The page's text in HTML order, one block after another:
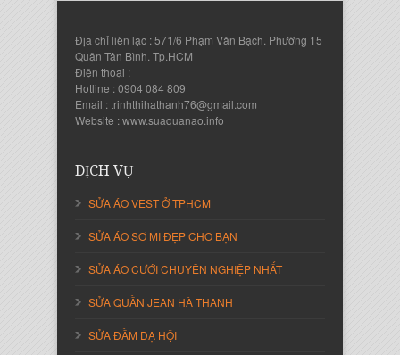
Địa chỉ liên lạc : 571/6 Phạm Văn Bạch. Phường 15
Quận Tân Bình. Tp.HCM
Điện thoại :
Hotline : 0904 084 809
Email : trinhthihathanh76@gmail.com
Website : www.suaquanao.info
DỊCH VỤ
SỬA ÁO VEST Ở TPHCM
SỬA ÁO SƠ MI ĐẸP CHO BẠN
SỬA ÁO CƯỚI CHUYÊN NGHIỆP NHẤT
SỬA QUẦN JEAN HÀ THANH
SỬA ĐẦM DẠ HỘI